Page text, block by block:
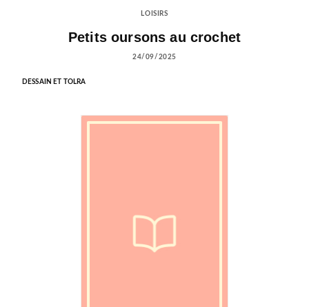
LOISIRS
Petits oursons au crochet
24/09/2025
DESSAIN ET TOLRA